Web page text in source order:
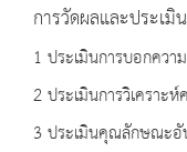
การวัดผลและประเมิ
1 ประเมินการบอกคว
2 ประเมินการวิเครา
3 ประเมินคุณลักษณะอั